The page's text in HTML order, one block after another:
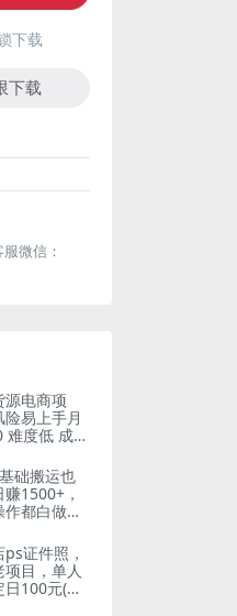
下载
下载
微信：
源电商项
险易上手月
难度低 成本
础搬运也
1500+，
作都白做
证件照，
目，单人
100元(教